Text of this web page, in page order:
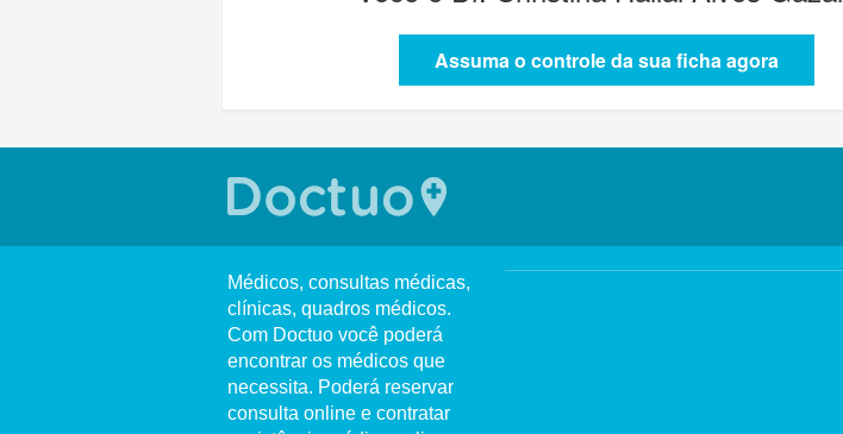
Assuma o controle da sua ficha agora
Médicos, consultas médicas,
clínicas, quadros médicos.
Com Doctuo você poderá
encontrar os médicos que
necessita. Poderá reservar
consulta online e contratar